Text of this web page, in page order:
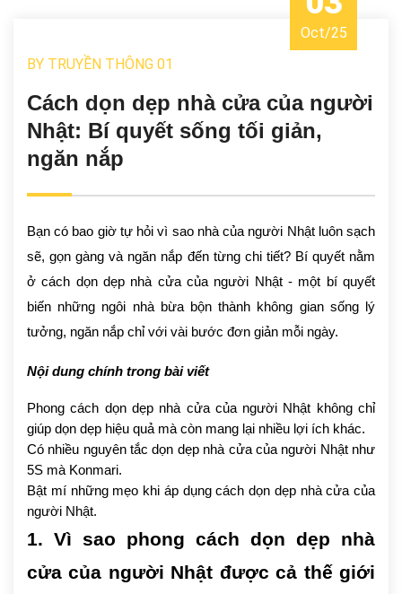
Oct/25
BY TRUYỀN THÔNG 01
Cách dọn dẹp nhà cửa của người
Nhật: Bí quyết sống tối giản,
ngăn nắp
Bạn có bao giờ tự hỏi vì sao nhà của người Nhật luôn sạch
sẽ, gọn gàng và ngăn nắp đến từng chi tiết? Bí quyết nằm
ở cách dọn dẹp nhà cửa của người Nhật - một bí quyết
biến những ngôi nhà bừa bộn thành không gian sống lý
tưởng, ngăn nắp chỉ với vài bước đơn giản mỗi ngày.
Nội dung chính trong bài viết
Phong cách dọn dẹp nhà cửa của người Nhật không chỉ
giúp dọn dẹp hiệu quả mà còn mang lại nhiều lợi ích khác.
Có nhiều nguyên tắc dọn dẹp nhà cửa của người Nhật như
5S mà Konmari.
Bật mí những mẹo khi áp dụng cách dọn dẹp nhà cửa của
người Nhật.
1. Vì sao phong cách dọn dẹp nhà
cửa của người Nhật được cả thế giới